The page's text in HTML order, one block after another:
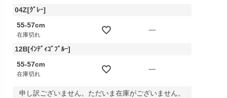
04Z[ｸﾞﾚｰ]
55-57cm
在庫切れ
—
12B[ｲﾝﾃﾞｨｺﾞﾌﾞﾙｰ]
55-57cm
在庫切れ
—
申し訳ございません。ただいま在庫がございません。